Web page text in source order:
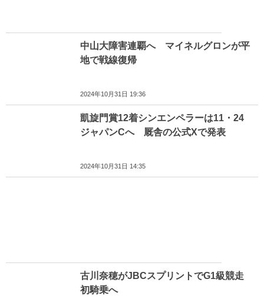
中山大障害連覇へ マイネルグロンが平
地で戦線復帰
2024年10月31日 19:36
凱旋門賞12着シンエンペラーは11・24
ジャパンCへ 厩舎の公式Xで発表
2024年10月31日 14:35
古川奈穂がJBCスプリントでG1級競走
初騎乗へ